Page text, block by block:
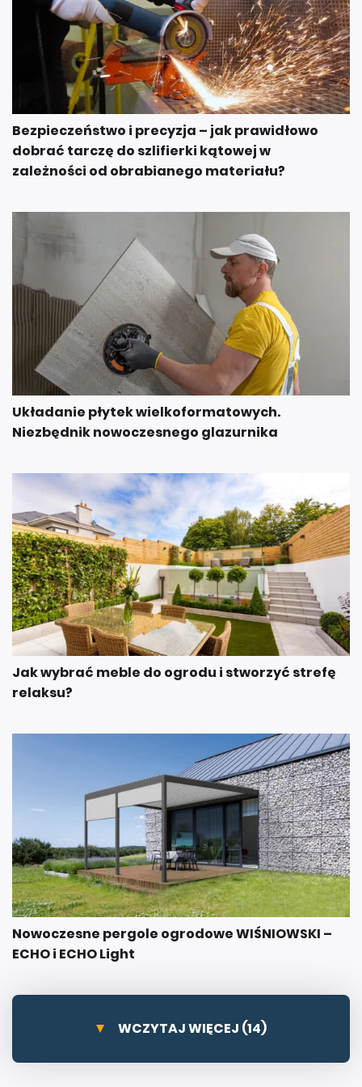
Bezpieczeństwo i precyzja – jak prawidłowo
dobrać tarczę do szlifierki kątowej w
zależności od obrabianego materiału?
Układanie płytek wielkoformatowych.
Niezbędnik nowoczesnego glazurnika
Jak wybrać meble do ogrodu i stworzyć strefę
relaksu?
Nowoczesne pergole ogrodowe WIŚNIOWSKI –
ECHO i ECHO Light
WCZYTAJ WIĘCEJ (14)